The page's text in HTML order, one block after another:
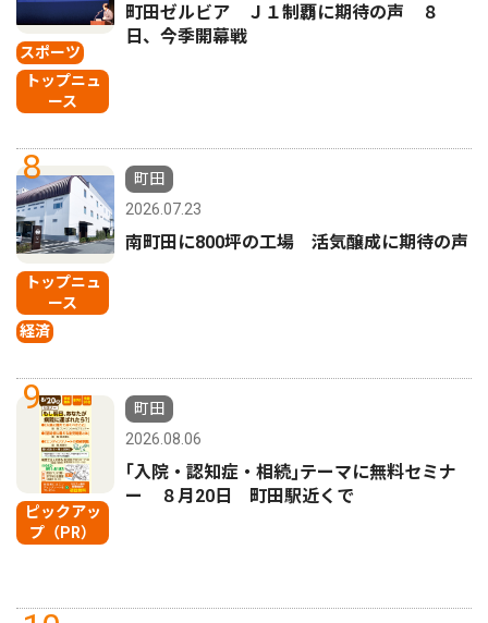
スポーツ
トップニュ
ース
町田ゼルビア Ｊ１制覇に期待の声 ８
日、今季開幕戦
8
トップニュ
ース
経済
町田
2026.07.23
南町田に800坪の工場 活気醸成に期待の声
9
ピックアッ
プ（PR）
町田
2026.08.06
｢入院・認知症・相続｣テーマに無料セミナ
ー ８月20日 町田駅近くで